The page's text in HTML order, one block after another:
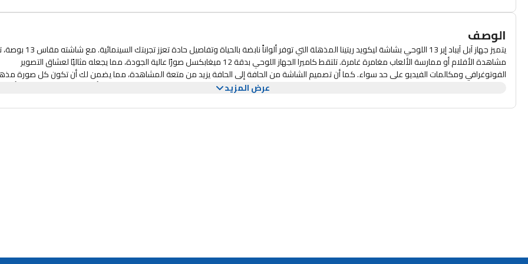
الوصف
يتميز جهاز آبل آيباد إير 13 اللوحي بشاشة ليكويد ريتينا المذهلة التي توفر ألواناً
مشاهدة الأفلام أو ممارسة الألعاب مغامرة غامرة. تلتقط كاميرا الجهاز اللوحي بدقة 12 ميغابكسل صورًا عالية الجودة، مما يجعله مثاليًا لعشاق التصوير
الفوتوغرافي ومكالمات الفيديو على حد سواء. كما أن تصميم الشاشة من الحافة إلى الحافة يزيد من متعة المشاهدة، مما يضمن لك أن تكون كل صورة
جودة الصوت في آيباد إير استثنائية، حيث يتميز بمكبرات صوت ستيريو توفر صوتاً غنياً وواضحاً. وسواء كنت تستمع إلى الموسيقى أو تشاهد مقاطع الفيديو أو
على حد سواء، مما يضمن لك الاستمرار في أي مهمة تقوم بها.
عرض المزيد